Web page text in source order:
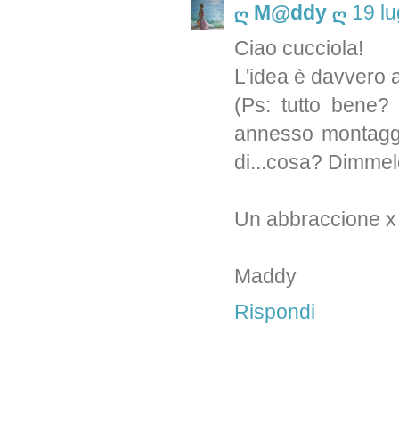
ღ M@ddy ღ 19
Ciao cucciola!
L'idea è davvero
(Ps: tutto
annesso
di...cosa?
Un abbraccione
Maddy
Rispondi